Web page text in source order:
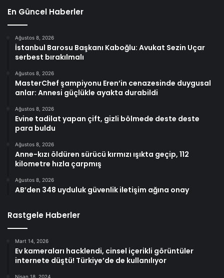
En Güncel Haberler
Ağustos 8, 2026
İstanbul Barosu Başkanı Kaboğlu: Avukat Sezin Uçar
serbest bırakılmalı
Ağustos 8, 2026
MasterChef şampiyonu Eren’in cenazesinde duygusal
anlar: Annesi güçlükle ayakta durabildi
Ağustos 8, 2026
Evine tadilat yapan çift, gizli bölmede deste deste
para buldu
Ağustos 8, 2026
Anne-kızı öldüren sürücü kırmızı ışıkta geçip, 112
kilometre hızla çarpmış
Ağustos 8, 2026
AB’den 348 uyduluk güvenlik iletişim ağına onay
Rastgele Haberler
Mart 14, 2026
Ev kameraları hacklendi, cinsel içerikli görüntüler
internete düştü! Türkiye’de de kullanılıyor
Nisan 18, 2024